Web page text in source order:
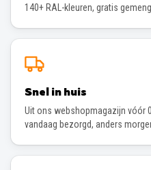
140+ RAL-kleuren, gratis
Snel in huis
Uit ons webshopmagazijn vóór
vandaag bezorgd, anders